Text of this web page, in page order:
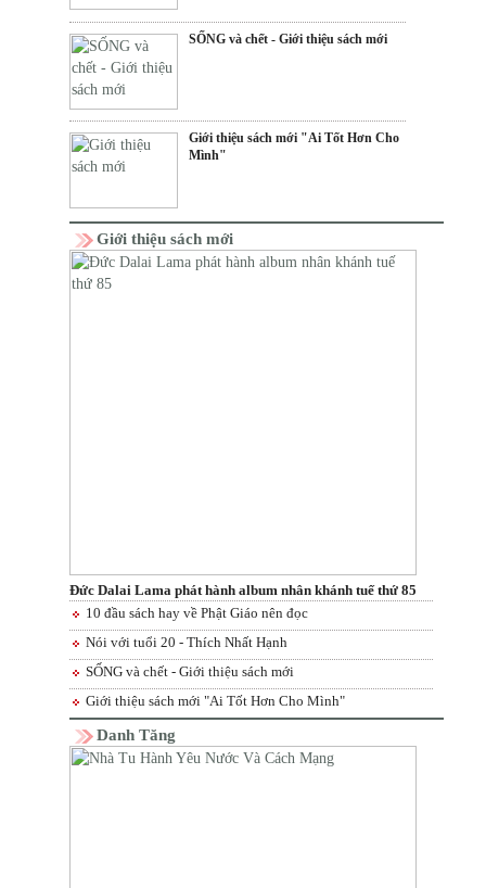
SỐNG và chết - Giới thiệu sách mới
Giới thiệu sách mới "Ai Tốt Hơn Cho
Mình"
Giới thiệu sách mới
Đức Dalai Lama phát hành album nhân khánh tuế thứ 85
10 đầu sách hay về Phật Giáo nên đọc
Nói với tuổi 20 - Thích Nhất Hạnh
SỐNG và chết - Giới thiệu sách mới
Giới thiệu sách mới "Ai Tốt Hơn Cho Mình"
Danh Tăng